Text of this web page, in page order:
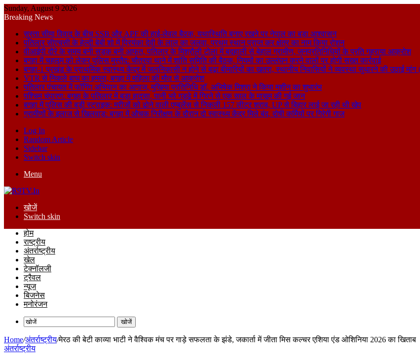
Sunday, August 9 2026
Breaking News
सुस्ता सीमा विवाद के बीच SSB और APF की हाई-लेवल बैठक, यथास्थिति बनाए रखने पर नेपाल का बड़ा आश्वासन
पतिलार सीएचसी के हेल्दी बेबी शो में प्रियंका देवी के लाल का जलवा, प्रथम स्थान प्राप्त कर क्षेत्र का नाम किया रोशन
वीआईपी दौरे के समय बनी सड़क बनी आफत, पतिलार के मिश्रौली टोला में बदहाली से बेहाल ग्रामीण, जनप्रतिनिधियों के प्रति गहराया आक्रोश
बगहा में चहलूम को लेकर पुलिस मुस्तैद: चौतरवा थाने में शांति समिति की बैठक, नियमों का उल्लंघन करने वालों पर होगी सख्त कार्रवाई
बगहा-1 प्रखंड के प्राथमिक स्वास्थ्य केंद्र में जलनिकासी न होने से बढ़ा बीमारियों का खतरा, स्थानीय निवासियों ने व्यवस्था सुधारने की उठाई मांग।
VTR से निकले बाघ का हमला, बगहा में महिला की मौत से आक्रोश
पतिलार पंचायत में फॉगिंग अभियान का आगाज, मुखिया प्रतिनिधि डॉ. अभिषेक मिश्रा ने किया मशीन का शुभारंभ
पश्चिम चंपारण: बगहा के पतिलार में बड़ा हादसा, पानी भरे गड्ढे में गिरने से एक साल के मासूम की गई जान
बगहा में पुलिस की बड़ी स्ट्राइक: मरीजों को ढोने वाली एम्बुलेंस से निकली 157 लीटर शराब, UP से बिहार लाई जा रही थी खेप
ग्रामीणों के इलाज से खिलवाड़: बगहा में औचक निरीक्षण के दौरान दो स्वास्थ्य केंद्र मिले बंद, दोषी कर्मियों पर गिरेगी गाज
Log In
Random Article
Sidebar
Switch skin
Menu
खोजें
Switch skin
होम
राष्ट्रीय
अंतर्राष्ट्रीय
खेल
टेक्नॉलजी
ट्रैवल
न्यूज
बिजनेस
मनोरंजन
खोजें
Home/अंतर्राष्ट्रीय/मेरठ की बेटी काव्या भाटी ने वैश्विक मंच पर गाड़े सफलता के झंडे, जकार्ता में जीता मिस कल्चर एशिया एंड ओशिनिया 2026 का खिताब
अंतर्राष्ट्रीय